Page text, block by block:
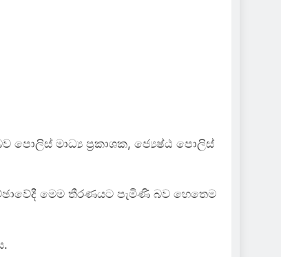
පොලිස් මාධ්‍ය ප්‍රකාශක, ජ්‍යෙෂ්ඨ පොලිස්
මෙම තීරණයට පැමිණි බව හෙතෙම